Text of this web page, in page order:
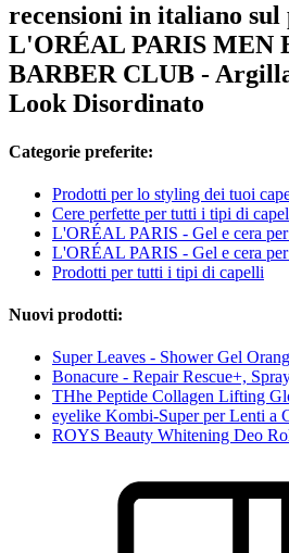
recensioni in italiano sul
L'ORÉAL PARIS MEN
BARBER CLUB -
Look Disordinato
Categorie preferite:
Prodotti per lo styling dei tuoi
Cere perfette per tutti i tipi di
L'ORÉAL PARIS - Gel e cera
L'ORÉAL PARIS - Gel e cera
Prodotti per tutti i tipi di capelli
Nuovi prodotti:
Super Leaves - Shower Gel
Bonacure - Repair Rescue+,
THhe Peptide Collagen Lifting
eyelike Kombi-Super per Lenti a
ROYS Beauty Whitening Deo